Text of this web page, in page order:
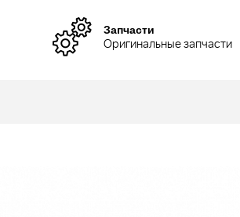
Запчасти
Оригинальные запчасти